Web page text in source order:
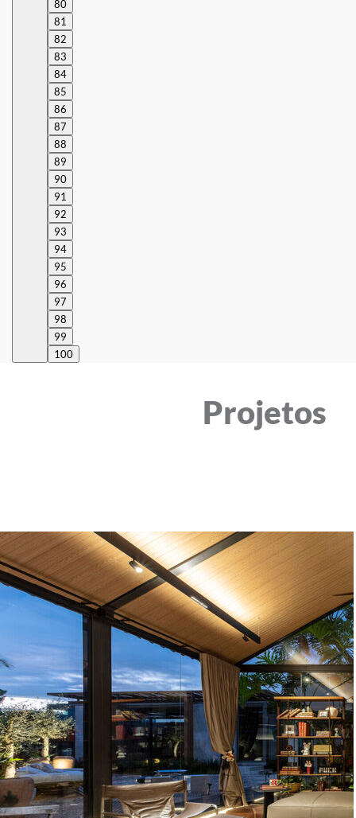
80
81
82
83
84
85
86
87
88
89
90
91
92
93
94
95
96
97
98
99
100
Projetos